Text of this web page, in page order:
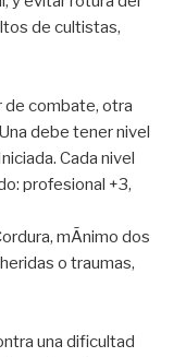
de cultistas,
de combate, otra
debe tener nivel
Cada nivel
profesional +3,
mÃ­nimo dos
o traumas,
una dificultad